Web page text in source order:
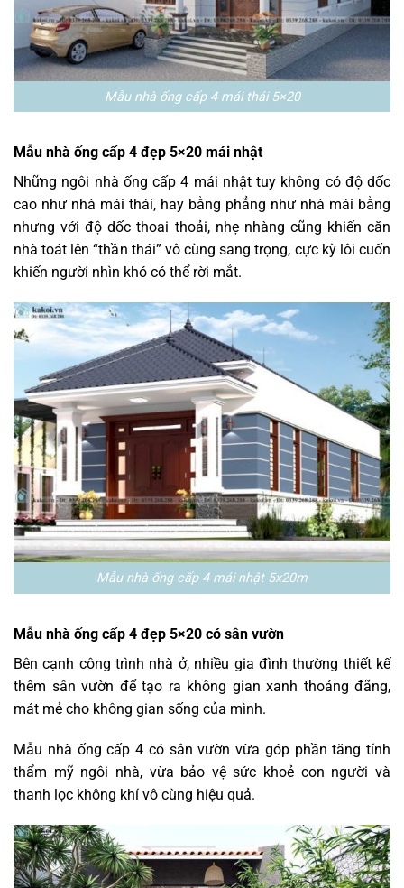
Mẫu nhà ống cấp 4 mái thái 5×20
Mẫu nhà ống cấp 4 đẹp 5×20 mái nhật
Những ngôi nhà ống cấp 4 mái nhật tuy không có độ dốc
cao như nhà mái thái, hay bằng phẳng như nhà mái bằng
nhưng với độ dốc thoai thoải, nhẹ nhàng cũng khiến căn
nhà toát lên “thần thái” vô cùng sang trọng, cực kỳ lôi cuốn
khiến người nhìn khó có thể rời mắt.
Mẫu nhà ống cấp 4 mái nhật 5x20m
Mẫu nhà ống cấp 4 đẹp 5×20 có sân vườn
Bên cạnh công trình nhà ở, nhiều gia đình thường thiết kế
thêm sân vườn để tạo ra không gian xanh thoáng đãng,
mát mẻ cho không gian sống của mình.
Mẫu nhà ống cấp 4 có sân vườn vừa góp phần tăng tính
thẩm mỹ ngôi nhà, vừa bảo vệ sức khoẻ con người và
thanh lọc không khí vô cùng hiệu quả.